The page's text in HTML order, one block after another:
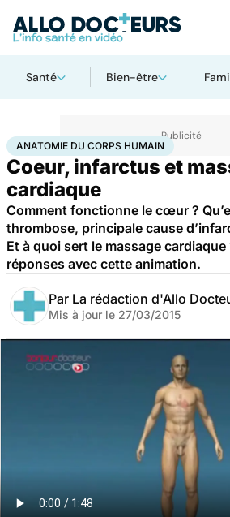
Santé Bien-être
AccueilSantéMaladiesMaladies cardiaques
ANATOMIE DU CORPS HUMAIN
Coeur, infarctus et
cardiaque
Comment fonctionne le cœur ?
thrombose, principale cause
Et à quoi sert le massage
réponses avec cette animation.
Par La rédaction d'Allo
Mis à jour le 27/03/2015